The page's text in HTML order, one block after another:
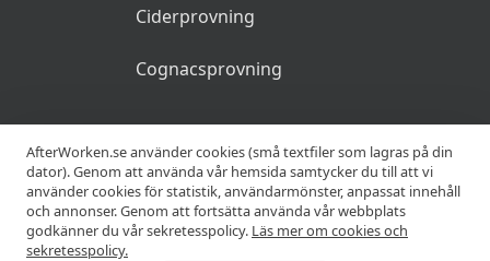
Ciderprovning
Cognacsprovning
KRÖGARE
Anslut din restaurang
AfterWorken.se använder cookies (små textfiler som lagras på din
dator). Genom att använda vår hemsida samtycker du till att vi
använder cookies för statistik, användarmönster, anpassat innehåll
och annonser. Genom att fortsätta använda vår webbplats
godkänner du vår sekretesspolicy. Läs mer om cookies och
sekretesspolicy.